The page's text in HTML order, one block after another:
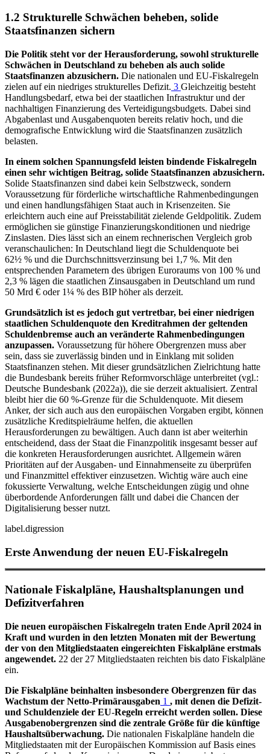
1.2 Strukturelle Schwächen beheben, solide
Staatsfinanzen sichern
Die Politik steht vor der Herausforderung, sowohl strukturelle
Schwächen in Deutschland zu beheben als auch solide
Staatsfinanzen abzusichern. Die nationalen und EU-Fiskalregeln
zielen auf ein niedriges strukturelles Defizit. 3 Gleichzeitig besteht
Handlungsbedarf, etwa bei der staatlichen Infrastruktur und der
nachhaltigen Finanzierung des Verteidigungsbudgets. Dabei sind
Abgabenlast und Ausgabenquoten bereits relativ hoch, und die
demografische Entwicklung wird die Staatsfinanzen zusätzlich
belasten.
In einem solchen Spannungsfeld leisten bindende Fiskalregeln
einen sehr wichtigen Beitrag, solide Staatsfinanzen abzusichern.
Solide Staatsfinanzen sind dabei kein Selbstzweck, sondern
Voraussetzung für förderliche wirtschaftliche Rahmenbedingungen
und einen handlungsfähigen Staat auch in Krisenzeiten. Sie
erleichtern auch eine auf Preisstabilität zielende Geldpolitik. Zudem
ermöglichen sie günstige Finanzierungskonditionen und niedrige
Zinslasten. Dies lässt sich an einem rechnerischen Vergleich grob
veranschaulichen: In Deutschland liegt die Schuldenquote bei
62½ % und die Durchschnittsverzinsung bei 1,7 %. Mit den
entsprechenden Parametern des übrigen Euroraums von 100 % und
2,3 % lägen die staatlichen Zinsausgaben in Deutschland um rund
50 Mrd € oder 1¼ % des BIPhöher als derzeit.
Grundsätzlich ist es jedoch gut vertretbar, bei einer niedrigen
staatlichen Schuldenquote den Kreditrahmen der geltenden
Schuldenbremse auch an veränderte Rahmenbedingungen
anzupassen. Voraussetzung für höhere Obergrenzen muss aber
sein, dass sie zuverlässig binden und in Einklang mit soliden
Staatsfinanzen stehen. Mit dieser grundsätzlichen Zielrichtung hatte
die Bundesbank bereits früher Reformvorschläge unterbreitet (vgl.:
Deutsche Bundesbank (2022a)), die sie derzeit aktualisiert. Zentral
bleibt hier die 60 %-Grenze für die Schuldenquote. Mit diesem
Anker, der sich auch aus den europäischen Vorgaben ergibt, können
zusätzliche Kreditspielräume helfen, die aktuellen
Herausforderungen zu bewältigen. Auch dann ist aber weiterhin
entscheidend, dass der Staat die Finanzpolitik insgesamt besser auf
die konkreten Herausforderungen ausrichtet. Allgemein wären
Prioritäten auf der Ausgaben- und Einnahmenseite zu überprüfen
und Finanzmittel effektiver einzusetzen. Wichtig wäre auch eine
fokussierte Verwaltung, welche Entscheidungen zügig und ohne
überbordende Anforderungen fällt und dabei die Chancen der
Digitalisierung besser nutzt.
label.digression
Erste Anwendung der neuen EU-Fiskalregeln
Nationale Fiskalpläne, Haushaltsplanungen und
Defizitverfahren
Die neuen europäischen Fiskalregeln traten Ende April 2024 in
Kraft und wurden in den letzten Monaten mit der Bewertung
der von den Mitgliedstaaten eingereichten Fiskalpläne erstmals
angewendet. 22 der 27 Mitgliedstaaten reichten bis dato Fiskalpläne
ein.
Die Fiskalpläne beinhalten insbesondere Obergrenzen für das
Wachstum der Netto-Primärausgaben 1 , mit denen die Defizit-
und Schuldenziele der EU-Regeln erreicht werden sollen. Diese
Ausgabenobergrenzen sind die zentrale Größe für die künftige
Haushaltsüberwachung. Die nationalen Fiskalpläne handeln die
Mitgliedstaaten mit der Europäischen Kommission auf Basis eines